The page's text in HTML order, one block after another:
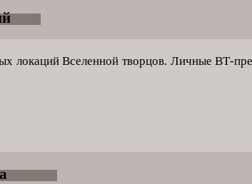
локаций Вселенной творцов. Личные ВТ-